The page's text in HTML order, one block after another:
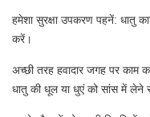
हमेशा सुरक्षा उपकरण पहनें: धातु
करें।
अच्छी तरह हवादार जगह पर काम
धातु की धूल या धुएं को सांस में